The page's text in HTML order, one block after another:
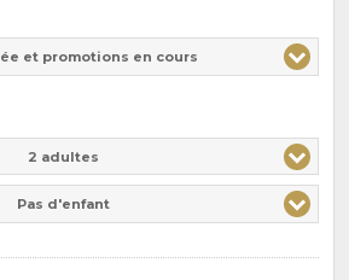
et promotions en cours
2 adultes
Pas d'enfant